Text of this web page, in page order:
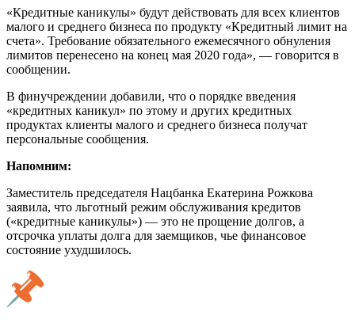
«Кредитные каникулы» будут действовать для всех клиентов
малого и среднего бизнеса по продукту «Кредитный лимит на
счета». Требование обязательного ежемесячного обнуления
лимитов перенесено на конец мая 2020 года», — говорится в
сообщении.
В финучреждении добавили, что о порядке введения
«кредитных каникул» по этому и других кредитных
продуктах клиенты малого и среднего бизнеса получат
персональные сообщения.
Напомним:
Заместитель председателя Нацбанка Екатерина Рожкова
заявила, что льготный режим обслуживания кредитов
(«кредитные каникулы») — это не прощение долгов, а
отсрочка уплаты долга для заемщиков, чье финансовое
состояние ухудшилось.